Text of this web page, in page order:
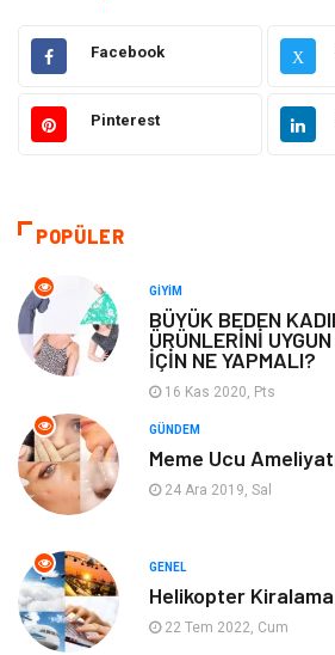
Elektrik Elektronik Gıda
Giyim
Alışveriş
Otomotiv
Eğitim Kurumları Yapı
Güzellik
Bahçe Ev
Facebook X
Pinterest
POPÜLER
GIYIM
BÜYÜK BEDEN
ÜRÜNLERİNİ
İÇİN NE YAPMALI?
16 Kas 2020, Pts
GÜNDEM
Meme Ucu
24 Ara 2019, Sal
GENEL
Helikopter
22 Tem 2022, Cum